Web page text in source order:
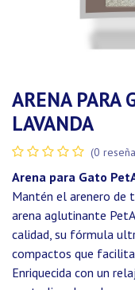
ARENA PARA
LAVANDA
(0
Arena para Gato
Mantén el arenero de
arena aglutinante
calidad, su fórmula
compactos que
Enriquecida con un